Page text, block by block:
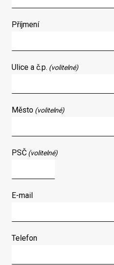
Příjmení
Ulice a č.p. (volitelné)
Město (volitelné)
PSČ (volitelné)
E-mail
Telefon